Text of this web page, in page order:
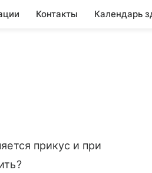
Контакты Календарь
прикус и при